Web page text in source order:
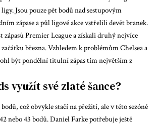
Jsou pouze pět bodů nad sestupovým
zápase a půl ligové akce vstřelili devět branek.
zápasů Premier League a získali druhý nejvíce
března. Vzhledem k problémům Chelsea a
být pondělní titulní zápas tím největším z
využít své zlaté šance?
což obvykle stačí na přežití, ale v této sezóně
nebo 43 bodů. Daniel Farke potřebuje ještě